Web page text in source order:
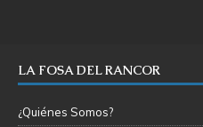
LA FOSA DEL RANCOR
¿Quiénes Somos?